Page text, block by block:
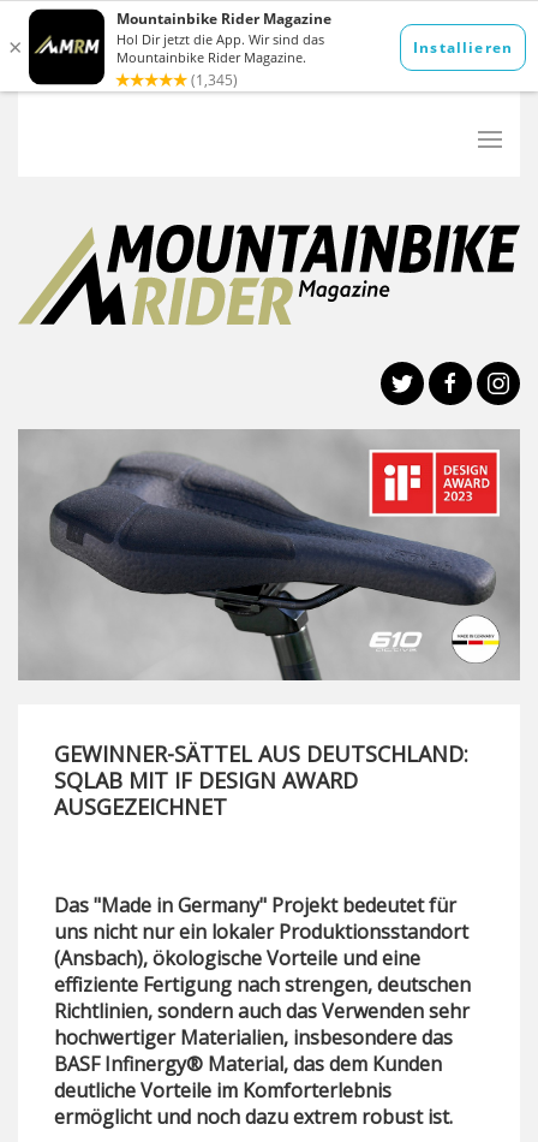
GEWINNER-SÄTTEL AUS DEUTSCHLAND:
SQLAB MIT IF DESIGN AWARD
AUSGEZEICHNET
Das "Made in Germany" Projekt bedeutet für
uns nicht nur ein lokaler Produktionsstandort
(Ansbach), ökologische Vorteile und eine
effiziente Fertigung nach strengen, deutschen
Richtlinien, sondern auch das Verwenden sehr
hochwertiger Materialien, insbesondere das
BASF Infinergy® Material, das dem Kunden
deutliche Vorteile im Komforterlebnis
ermöglicht und noch dazu extrem robust ist.